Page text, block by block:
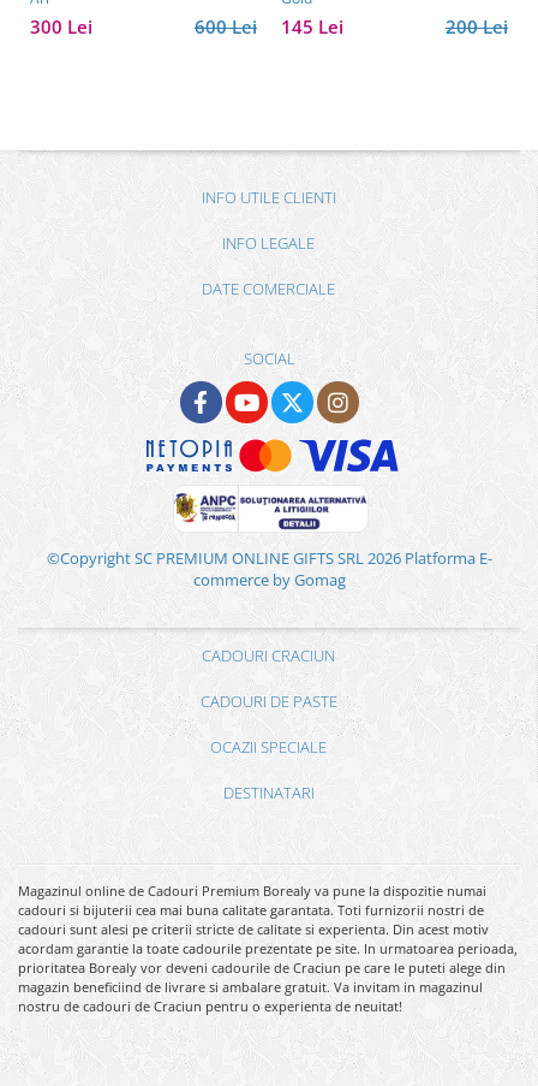
600 Lei
300 Lei 200 Lei
145 Lei
INFO UTILE CLIENTI
INFO LEGALE
DATE COMERCIALE
SOCIAL
©Copyright SC PREMIUM ONLINE GIFTS SRL 2026 Platforma E-
commerce by Gomag
CADOURI CRACIUN
CADOURI DE PASTE
OCAZII SPECIALE
DESTINATARI
Magazinul online de Cadouri Premium Borealy va pune la dispozitie numai
cadouri si bijuterii cea mai buna calitate garantata. Toti furnizorii nostri de
cadouri sunt alesi pe criterii stricte de calitate si experienta. Din acest motiv
acordam garantie la toate cadourile prezentate pe site. In urmatoarea perioada,
prioritatea Borealy vor deveni cadourile de Craciun pe care le puteti alege din
magazin beneficiind de livrare si ambalare gratuit. Va invitam in magazinul
nostru de cadouri de Craciun pentru o experienta de neuitat!